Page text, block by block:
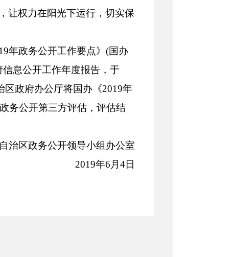
让权力在阳光下运行，切实保
年政务公开工作要点》(国办
息公开工作年度报告，于
区政府办公厅将国办《2019年
务公开第三方评估，评估结
自治区政务公开领导小组办公室
2019年6月4日